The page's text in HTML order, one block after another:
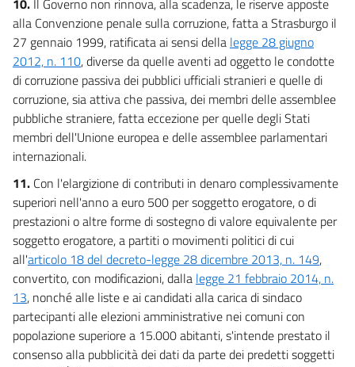
alla Convenzione penale sulla corruzione, fatta a Strasburgo il
27 gennaio 1999, ratificata ai sensi della legge 28 giugno
2012, n. 110, diverse da quelle aventi ad oggetto le condotte
di corruzione passiva dei pubblici ufficiali stranieri e quelle di
corruzione, sia attiva che passiva, dei membri delle assemblee
pubbliche straniere, fatta eccezione per quelle degli Stati
membri dell'Unione europea e delle assemblee parlamentari
internazionali.
11. Con l'elargizione di contributi in denaro complessivamente
superiori nell'anno a euro 500 per soggetto erogatore, o di
prestazioni o altre forme di sostegno di valore equivalente per
soggetto erogatore, a partiti o movimenti politici di cui
all'articolo 18 del decreto-legge 28 dicembre 2013, n. 149,
convertito, con modificazioni, dalla legge 21 febbraio 2014, n.
13, nonché alle liste e ai candidati alla carica di sindaco
partecipanti alle elezioni amministrative nei comuni con
popolazione superiore a 15.000 abitanti, s'intende prestato il
consenso alla pubblicità dei dati da parte dei predetti soggetti